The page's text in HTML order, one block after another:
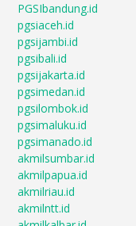
PGSIbandung.id
pgsiaceh.id
pgsijambi.id
pgsibali.id
pgsijakarta.id
pgsimedan.id
pgsilombok.id
pgsimaluku.id
pgsimanado.id
akmilsumbar.id
akmilpapua.id
akmilriau.id
akmilntt.id